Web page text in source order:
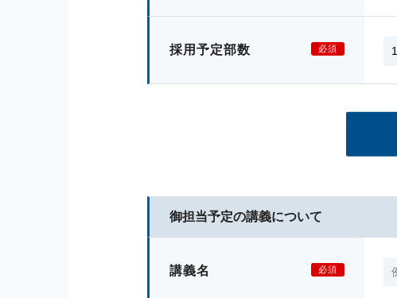
採用予定部数 必須
御担当予定の講義について
講義名 必須